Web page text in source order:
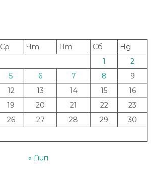
Ср Чт Пт Сб
Нд
1
2
5 6 7 8
9
12 13 14 15
16
19 20 21 22
23
26 27 28 29
30
« Лип